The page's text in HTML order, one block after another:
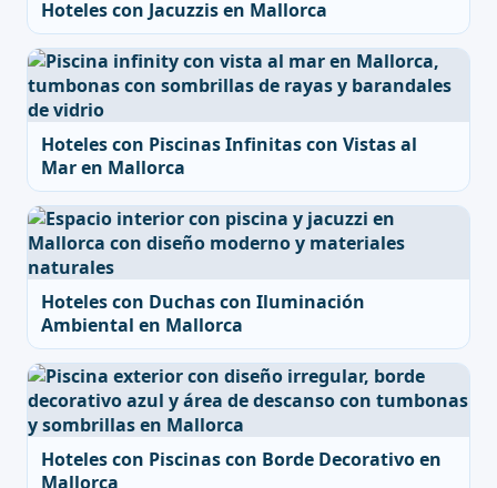
Hoteles con Jacuzzis en Mallorca
Hoteles con Piscinas Infinitas con Vistas al
Mar en Mallorca
Hoteles con Duchas con Iluminación
Ambiental en Mallorca
Hoteles con Piscinas con Borde Decorativo en
Mallorca